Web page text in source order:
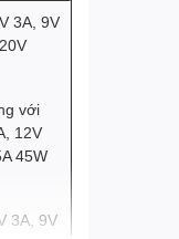
3A, 9V
với
12V
45W
3A, 9V